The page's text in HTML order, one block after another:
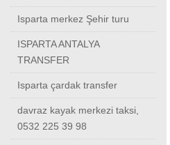
Isparta merkez Şehir turu
ISPARTA ANTALYA
TRANSFER
Isparta çardak transfer
davraz kayak merkezi taksi,
0532 225 39 98